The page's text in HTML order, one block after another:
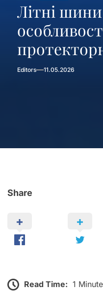
Літні
Editors 11.05.2026
Share
Read Time: 1